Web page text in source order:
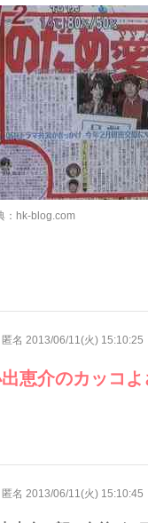
：hk-blog.com
名 2013/06/11(火) 15:10:25
恵介のカッコよ
名 2013/06/11(火) 15:10:45